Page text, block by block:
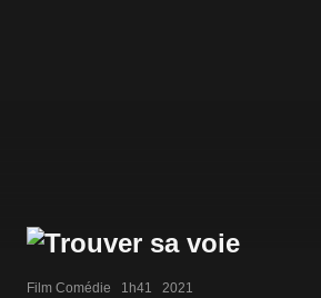
Film Comédie   1h41   2021